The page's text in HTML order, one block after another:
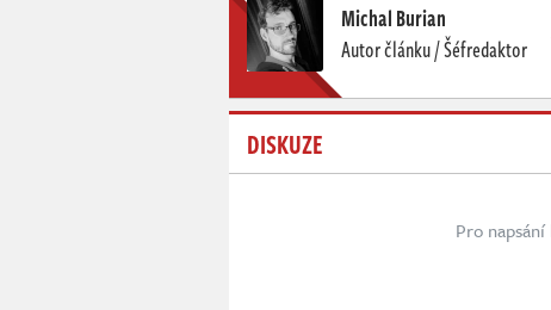
Michal Burian
Autor článku / Šéfredaktor
DISKUZE
Pro